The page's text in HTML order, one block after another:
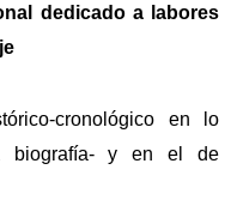
dedicado a labores
cronológico en lo
biografía- y en el de